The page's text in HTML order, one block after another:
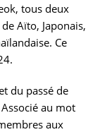
tous deux
Aïto, Japonais,
Ce
du passé de
au mot
aux